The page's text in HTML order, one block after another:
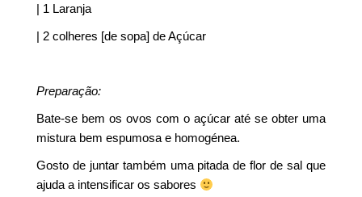
| 1 Laranja
| 2 colheres [de sopa] de Açúcar
Preparação:
Bate-se bem os ovos com o açúcar até se obter uma
mistura bem espumosa e homogénea.
Gosto de juntar também uma pitada de flor de sal que
ajuda a intensificar os sabores